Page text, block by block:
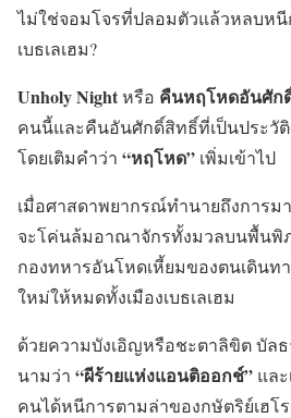
ไม่ใช่จอมโจรที่ปลอมตัวแล้วหลบหนี
เบธเลเฮม?
Unholy Nightหรือ คืนหฤโหดอันศัก
คนนี้และคืนอันศักดิ์สิทธิ์ที่เป็นประวั
โดยเติมคำว่า “หฤโหด” เพิ่มเข้าไป
เมื่อศาสดาพยากรณ์ทำนายถึงการม
จะโค่นล้มอาณาจักรทั้งมวลบนพื้นพิ
กองทหารอันโหดเหี้ยมของตนเดินท
ใหม่ให้หมดทั้งเมืองเบธเลเฮม
ด้วยความบังเอิญหรือชะตาลิขิต บัล
นามว่า “ผีร้ายแห่งแอนติออกช์” แล
คนได้หนีการตามล่าของกษัตริย์เฮโ